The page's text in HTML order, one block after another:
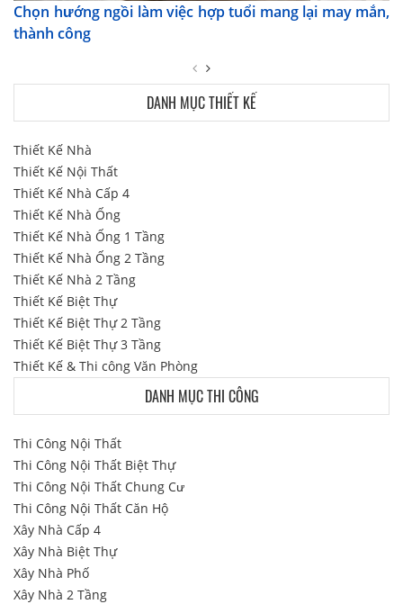
Chọn hướng ngồi làm việc hợp tuổi mang lại may mắn,
thành công
DANH MỤC THIẾT KẾ
Thiết Kế Nhà
Thiết Kế Nội Thất
Thiết Kế Nhà Cấp 4
Thiết Kế Nhà Ống
Thiết Kế Nhà Ống 1 Tầng
Thiết Kế Nhà Ống 2 Tầng
Thiết Kế Nhà 2 Tầng
Thiết Kế Biệt Thự
Thiết Kế Biệt Thự 2 Tầng
Thiết Kế Biệt Thự 3 Tầng
Thiết Kế & Thi công Văn Phòng
DANH MỤC THI CÔNG
Thi Công Nội Thất
Thi Công Nội Thất Biệt Thự
Thi Công Nội Thất Chung Cư
Thi Công Nội Thất Căn Hộ
Xây Nhà Cấp 4
Xây Nhà Biệt Thự
Xây Nhà Phố
Xây Nhà 2 Tầng